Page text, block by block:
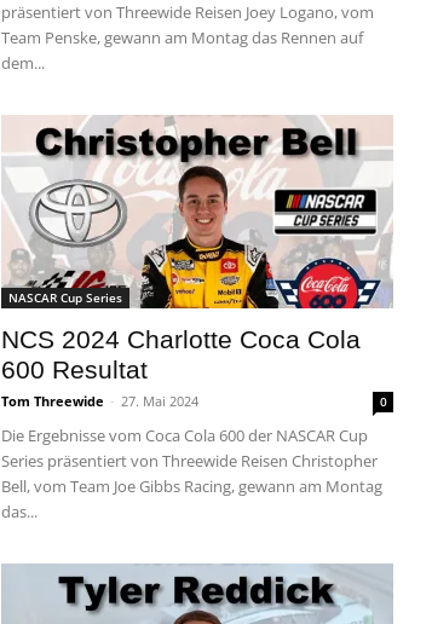
präsentiert von Threewide Reisen Joey Logano, vom
Team Penske, gewann am Montag das Rennen auf
dem...
NASCAR Cup Series
NCS 2024 Charlotte Coca Cola
600 Resultat
Tom Threewide - 27. Mai 2024 0
Die Ergebnisse vom Coca Cola 600 der NASCAR Cup
Series präsentiert von Threewide Reisen Christopher
Bell, vom Team Joe Gibbs Racing, gewann am Montag
das...